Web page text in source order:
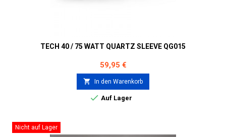
TECH 40 / 75 WATT QUARTZ SLEEVE QG015
Preis
59,95 €
 In den Warenkorb
 Auf Lager
Nicht auf Lager